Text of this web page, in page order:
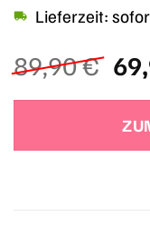
89,90€
Lieferzeit: